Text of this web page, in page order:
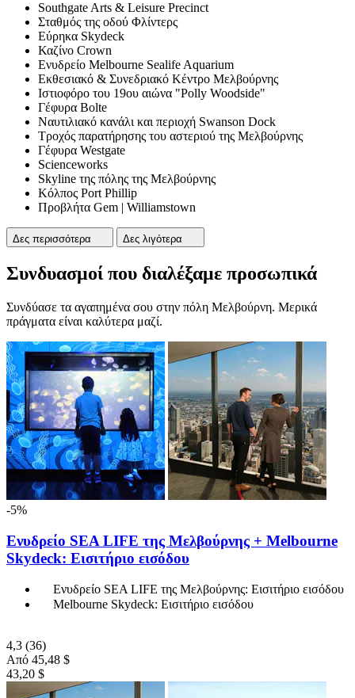
Southgate Arts & Leisure Precinct
Σταθμός της οδού Φλίντερς
Εύρηκα Skydeck
Καζίνο Crown
Ενυδρείο Melbourne Sealife Aquarium
Εκθεσιακό & Συνεδριακό Κέντρο Μελβούρνης
Ιστιοφόρο του 19ου αιώνα "Polly Woodside"
Γέφυρα Bolte
Ναυτιλιακό κανάλι και περιοχή Swanson Dock
Τροχός παρατήρησης του αστεριού της Μελβούρνης
Γέφυρα Westgate
Scienceworks
Skyline της πόλης της Μελβούρνης
Κόλπος Port Phillip
Προβλήτα Gem | Williamstown
Δες περισσότερα Δες λιγότερα
Συνδυασμοί που διαλέξαμε προσωπικά
Συνδύασε τα αγαπημένα σου στην πόλη Μελβούρνη. Μερικά
πράγματα είναι καλύτερα μαζί.
-5%
Ενυδρείο SEA LIFE της Μελβούρνης + Melbourne
Skydeck: Εισιτήριο εισόδου
Ενυδρείο SEA LIFE της Μελβούρνης: Εισιτήριο εισόδου
Melbourne Skydeck: Εισιτήριο εισόδου
4,3 (36)
Από 45,48 $
43,20 $